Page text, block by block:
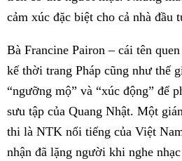
cảm xúc đặc biệt cho cả nhà đầu
Bà Francine Pairon – cái tên
kế thời trang Pháp cũng như thế
“ngưỡng mộ” và “xúc động” để
sưu tập của Quang Nhật. Một
thi là NTK nổi tiếng của Việt
nhận đã lặng người khi nghe